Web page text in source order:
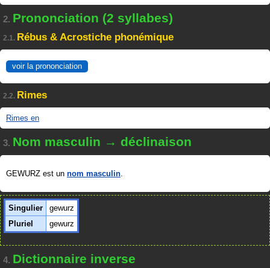
2. Prononciation (2 syllabes)
2.1. Rébus & Acrostiche phonémique
voir la prononciation
2.2. Rimes
Rimes en
3. Nom masculin → déclinaison
GEWURZ est un nom masculin.
Singulier
gewurz
Pluriel
gewurz
4. Dictionnaire inverse